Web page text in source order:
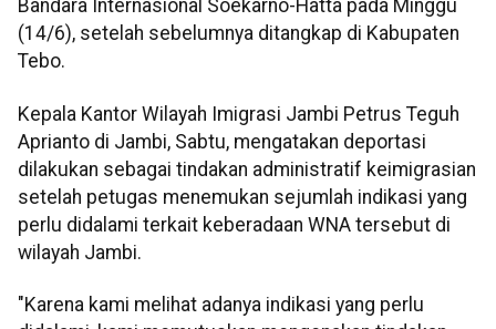
Bandara Internasional Soekarno-Hatta pada Minggu
(14/6), setelah sebelumnya ditangkap di Kabupaten
Tebo.
Kepala Kantor Wilayah Imigrasi Jambi Petrus Teguh
Aprianto di Jambi, Sabtu, mengatakan deportasi
dilakukan sebagai tindakan administratif keimigrasian
setelah petugas menemukan sejumlah indikasi yang
perlu didalami terkait keberadaan WNA tersebut di
wilayah Jambi.
"Karena kami melihat adanya indikasi yang perlu